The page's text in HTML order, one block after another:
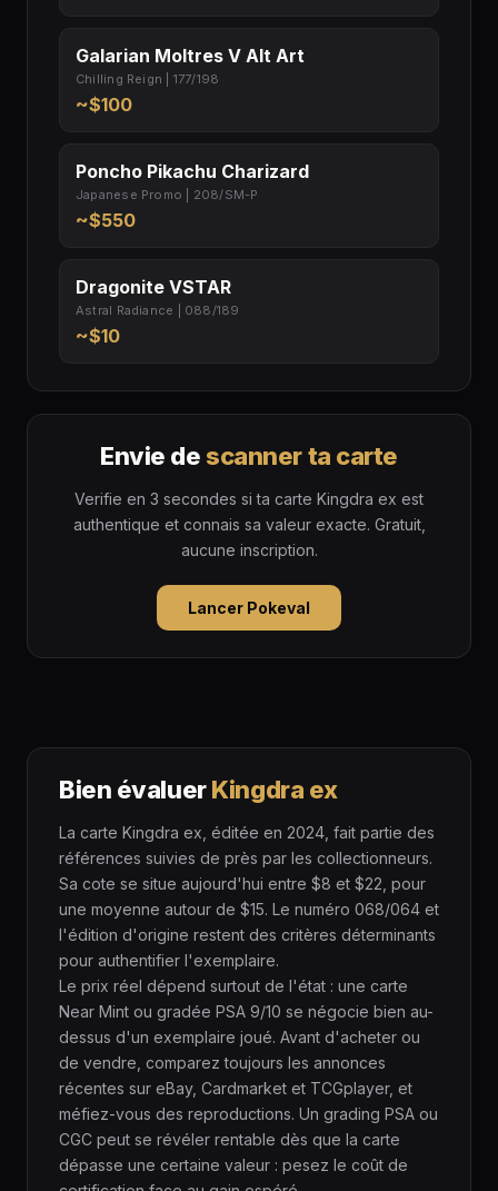
Galarian Moltres V Alt Art
Chilling Reign | 177/198
~$100
Poncho Pikachu Charizard
Japanese Promo | 208/SM-P
~$550
Dragonite VSTAR
Astral Radiance | 088/189
~$10
Envie descanner ta carte
Verifie en 3 secondes si ta carte Kingdra ex est
authentique et connais sa valeur exacte. Gratuit,
aucune inscription.
Lancer Pokeval
Bien évaluerKingdra ex
La carte Kingdra ex, éditée en 2024, fait partie des
références suivies de près par les collectionneurs.
Sa cote se situe aujourd'hui entre $8 et $22, pour
une moyenne autour de $15. Le numéro 068/064 et
l'édition d'origine restent des critères déterminants
pour authentifier l'exemplaire.
Le prix réel dépend surtout de l'état : une carte
Near Mint ou gradée PSA 9/10 se négocie bien au-
dessus d'un exemplaire joué. Avant d'acheter ou
de vendre, comparez toujours les annonces
récentes sur eBay, Cardmarket et TCGplayer, et
méfiez-vous des reproductions. Un grading PSA ou
CGC peut se révéler rentable dès que la carte
dépasse une certaine valeur : pesez le coût de